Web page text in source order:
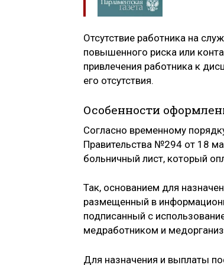
Отсутствие работника на
повышенного риска или
привлечения работника к
его отсутствия.
Особенности
Согласно временному
Правительства №294 от 18
больничный лист, который
Так, основанием для
размещенный в
подписанный с
медработником и
Для назначения и выплаты